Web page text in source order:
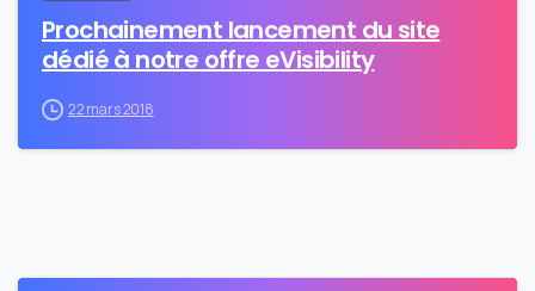
Prochainement lancement du site
dédié à notre offre eVisibility
22 mars 2018